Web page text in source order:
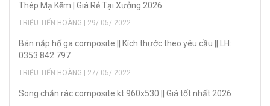
Thép Mạ Kẽm | Giá Rẻ Tại Xưởng 2026
TRIỆU TIẾN HOÀNG | 29/ 05/ 2022
Bán nắp hố ga composite || Kích thước theo yêu cầu || LH:
0353 842 797
TRIỆU TIẾN HOÀNG | 27/ 05/ 2022
Song chắn rác composite kt 960x530 || Giá tốt nhất 2026